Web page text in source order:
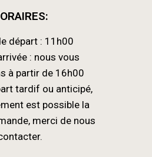
départ : 11h00
: nous vous
à partir de 16h00
tardif ou anticipé,
est possible la
merci de nous